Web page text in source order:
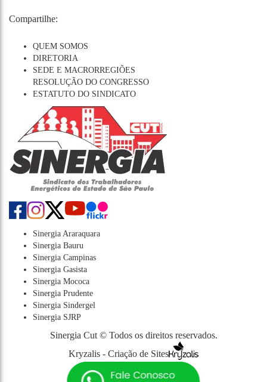
Compartilhe:
QUEM SOMOS
DIRETORIA
SEDE E MACRORREGIÕES
RESOLUÇÃO DO CONGRESSO
ESTATUTO DO SINDICATO
Sinergia Araraquara
Sinergia Bauru
Sinergia Campinas
Sinergia Gasista
Sinergia Mococa
Sinergia Prudente
Sinergia Sindergel
Sinergia SJRP
Sinergia Cut © Todos os direitos reservados.
Kryzalis - Criação de Sites